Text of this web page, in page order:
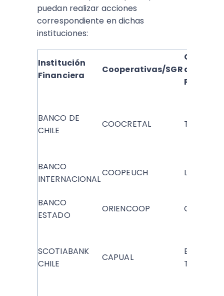
puedan realizar acciones
correspondiente en dichas
instituciones:
Institución
Financiera
Cooperativas/SGRde Bolsa
BANCO DE
CHILE
COOCRETAL TANNER
BANCO
INTERNACIONAL
COOPEUCH LARRAIN
BANCO
ESTADO
ORIENCOOP
SCOTIABANK
CHILE
CAPUAL
BAN